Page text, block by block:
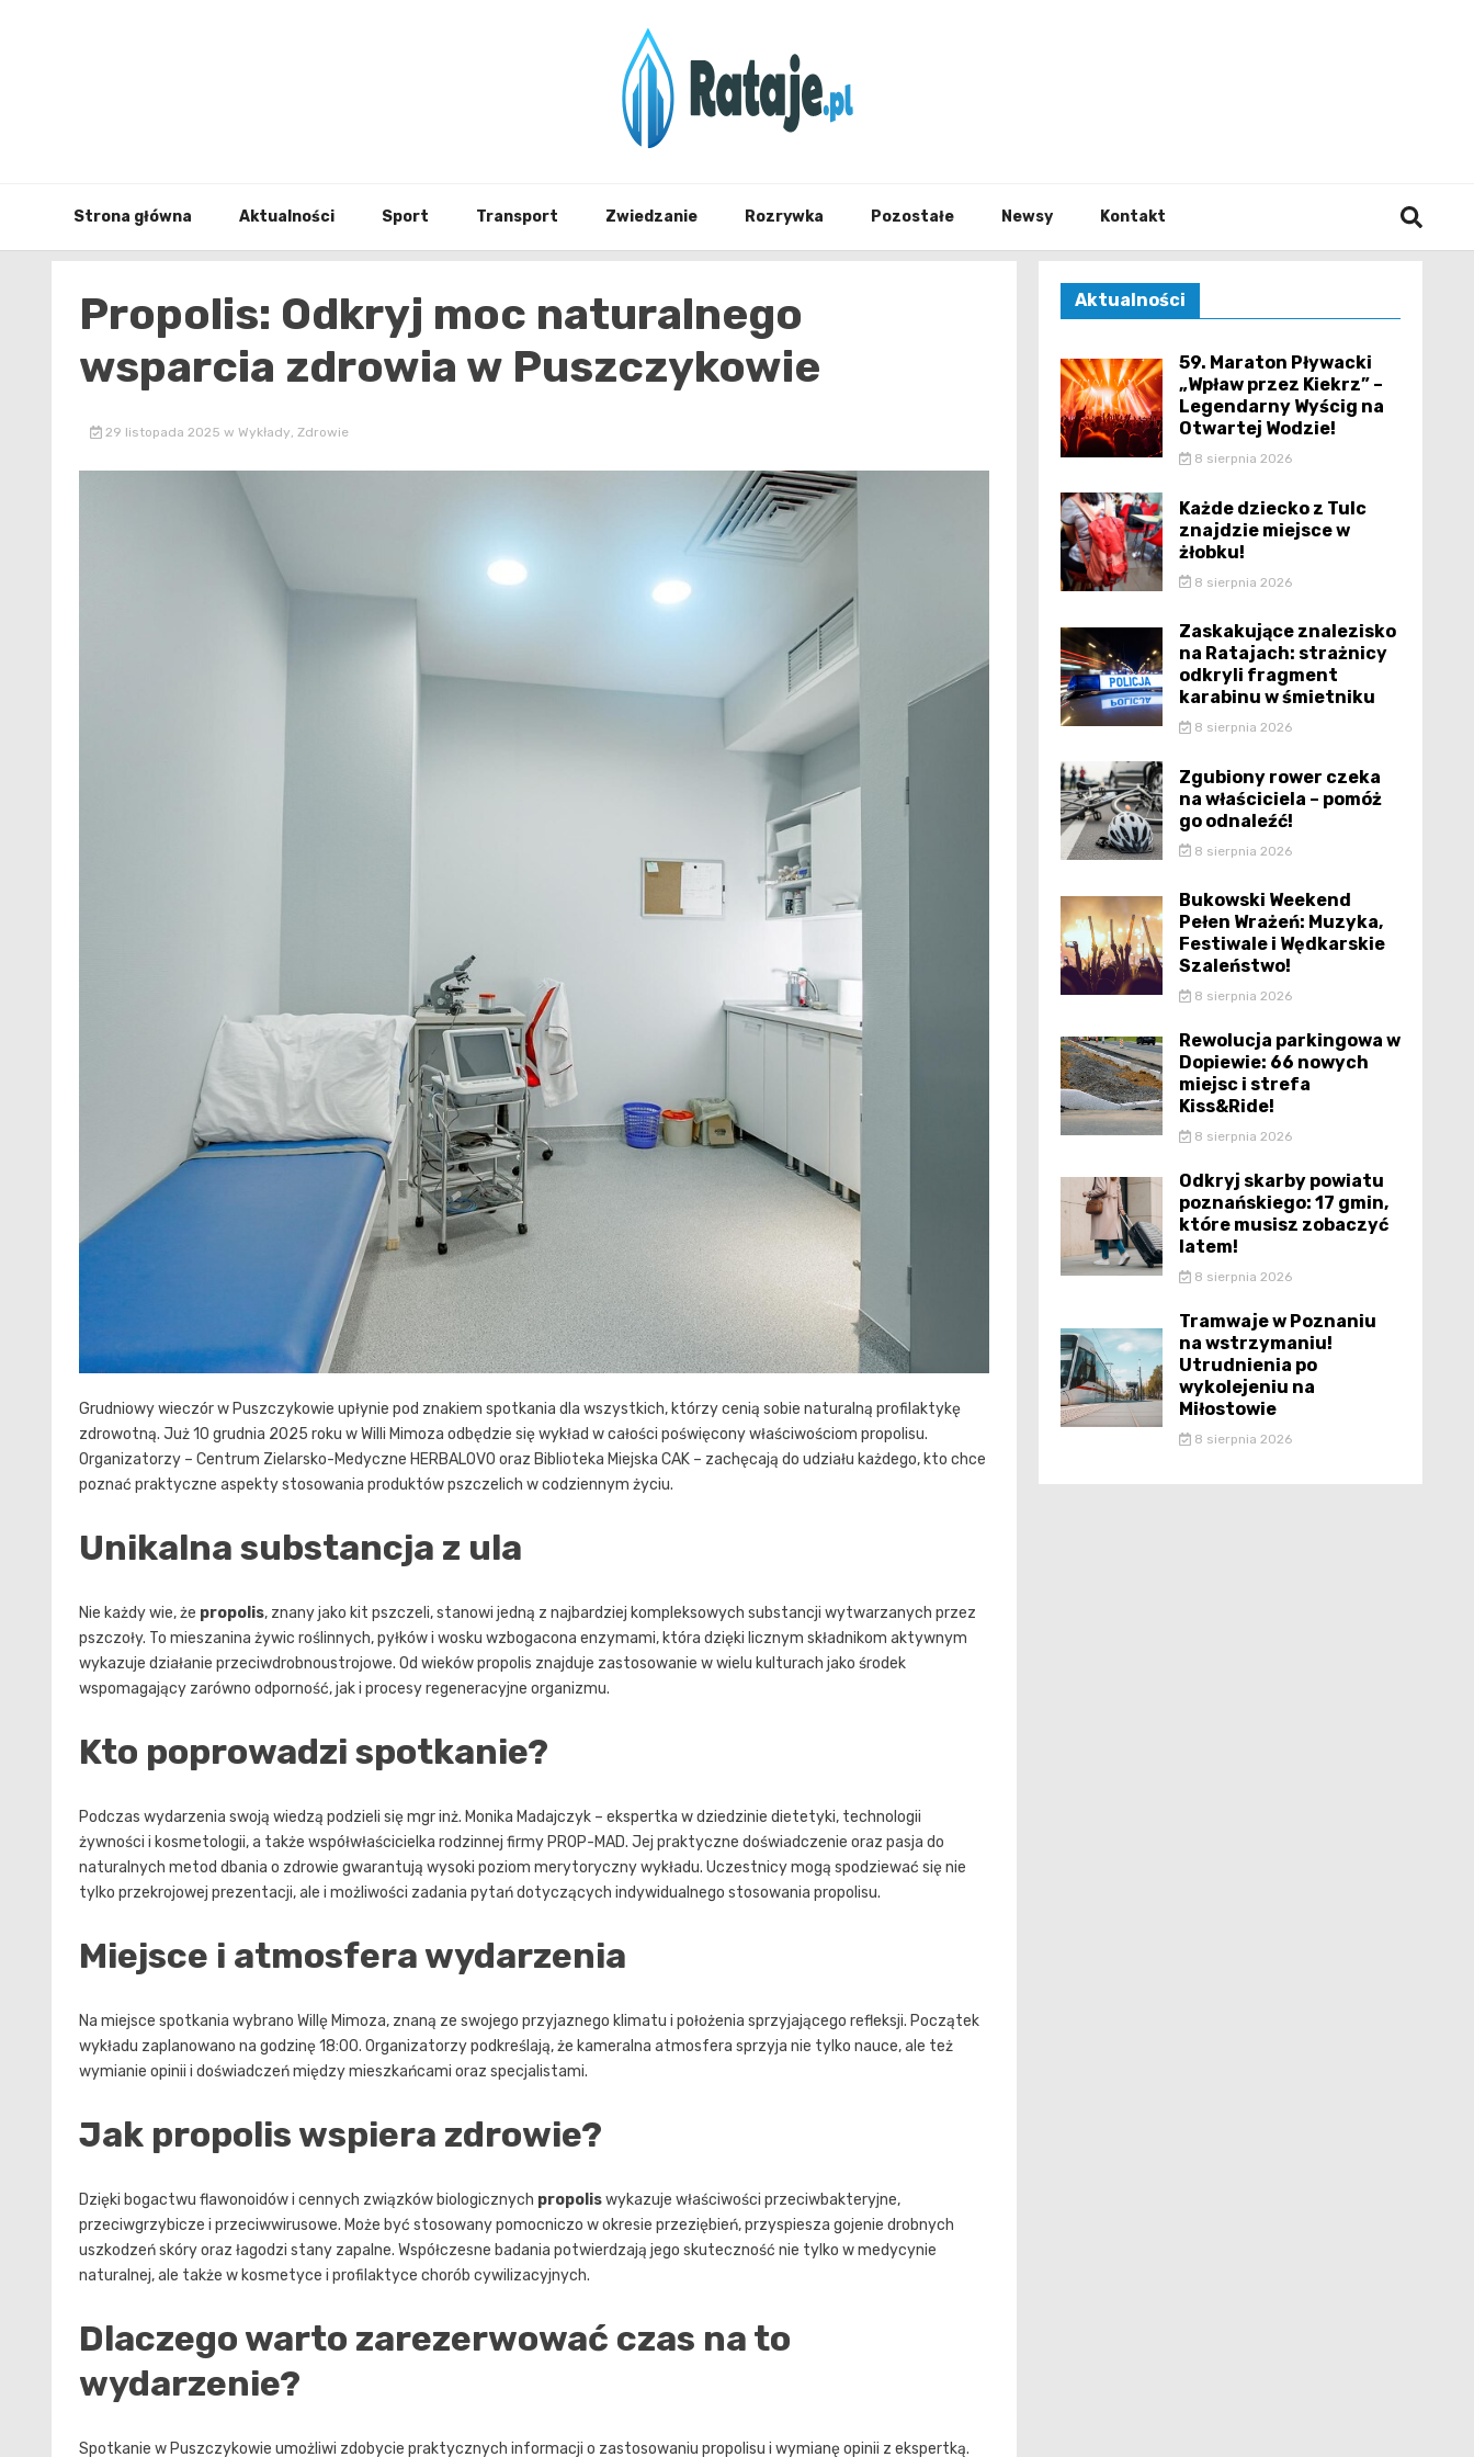
Rataje.pl
Strona główna Aktualności Sport Transport Zwiedzanie Rozrywka Pozostałe Newsy Kontakt
Propolis: Odkryj moc naturalnego
wsparcia zdrowia w Puszczykowie
29 listopada 2025 w Wykłady, Zdrowie
Grudniowy wieczór w Puszczykowie upłynie pod znakiem spotkania dla wszystkich, którzy cenią sobie naturalną profilaktykę
zdrowotną. Już 10 grudnia 2025 roku w Willi Mimoza odbędzie się wykład w całości poświęcony właściwościom propolisu.
Organizatorzy – Centrum Zielarsko-Medyczne HERBALOVO oraz Biblioteka Miejska CAK – zachęcają do udziału każdego, kto chce
poznać praktyczne aspekty stosowania produktów pszczelich w codziennym życiu.
Unikalna substancja z ula
Nie każdy wie, że propolis, znany jako kit pszczeli, stanowi jedną z najbardziej kompleksowych substancji wytwarzanych przez
pszczoły. To mieszanina żywic roślinnych, pyłków i wosku wzbogacona enzymami, która dzięki licznym składnikom aktywnym
wykazuje działanie przeciwdrobnoustrojowe. Od wieków propolis znajduje zastosowanie w wielu kulturach jako środek
wspomagający zarówno odporność, jak i procesy regeneracyjne organizmu.
Kto poprowadzi spotkanie?
Podczas wydarzenia swoją wiedzą podzieli się mgr inż. Monika Madajczyk – ekspertka w dziedzinie dietetyki, technologii
żywności i kosmetologii, a także współwłaścicielka rodzinnej firmy PROP-MAD. Jej praktyczne doświadczenie oraz pasja do
naturalnych metod dbania o zdrowie gwarantują wysoki poziom merytoryczny wykładu. Uczestnicy mogą spodziewać się nie
tylko przekrojowej prezentacji, ale i możliwości zadania pytań dotyczących indywidualnego stosowania propolisu.
Miejsce i atmosfera wydarzenia
Na miejsce spotkania wybrano Willę Mimoza, znaną ze swojego przyjaznego klimatu i położenia sprzyjającego refleksji. Początek
wykładu zaplanowano na godzinę 18:00. Organizatorzy podkreślają, że kameralna atmosfera sprzyja nie tylko nauce, ale też
wymianie opinii i doświadczeń między mieszkańcami oraz specjalistami.
Jak propolis wspiera zdrowie?
Dzięki bogactwu flawonoidów i cennych związków biologicznych propoliswykazuje właściwości przeciwbakteryjne,
przeciwgrzybicze i przeciwwirusowe. Może być stosowany pomocniczo w okresie przeziębień, przyspiesza gojenie drobnych
uszkodzeń skóry oraz łagodzi stany zapalne. Współczesne badania potwierdzają jego skuteczność nie tylko w medycynie
naturalnej, ale także w kosmetyce i profilaktyce chorób cywilizacyjnych.
Dlaczego warto zarezerwować czas na to
wydarzenie?
Spotkanie w Puszczykowie umożliwi zdobycie praktycznych informacji o zastosowaniu propolisu i wymianę opinii z ekspertką.
Aktualności
59. Maraton Pływacki
„Wpław przez Kiekrz” –
Legendarny Wyścig na
Otwartej Wodzie!
8 sierpnia 2026
Każde dziecko z Tulc
znajdzie miejsce w
żłobku!
8 sierpnia 2026
Zaskakujące znalezisko
na Ratajach: strażnicy
odkryli fragment
karabinu w śmietniku
8 sierpnia 2026
Zgubiony rower czeka
na właściciela – pomóż
go odnaleźć!
8 sierpnia 2026
Bukowski Weekend
Pełen Wrażeń: Muzyka,
Festiwale i Wędkarskie
Szaleństwo!
8 sierpnia 2026
Rewolucja parkingowa w
Dopiewie: 66 nowych
miejsc i strefa
Kiss&Ride!
8 sierpnia 2026
Odkryj skarby powiatu
poznańskiego: 17 gmin,
które musisz zobaczyć
latem!
8 sierpnia 2026
Tramwaje w Poznaniu
na wstrzymaniu!
Utrudnienia po
wykolejeniu na
Miłostowie
8 sierpnia 2026